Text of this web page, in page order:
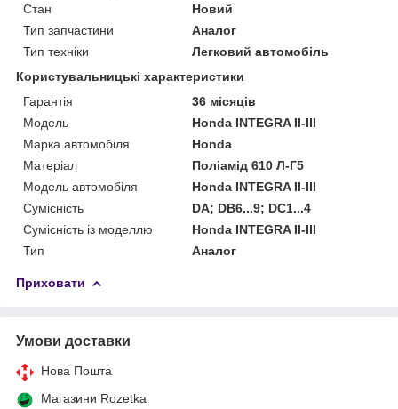
Стан
Новий
Тип запчастини
Аналог
Тип техніки
Легковий автомобіль
Користувальницькі характеристики
Гарантія
36 місяців
Мoдель
Honda INTEGRA II-III
Марка автомобіля
Honda
Матеріал
Поліамід 610 Л-Г5
Модель автомобіля
Honda INTEGRA II-III
Сумісність
DA; DB6...9; DC1...4
Сумісність із моделлю
Honda INTEGRA II-III
Тип
Аналог
Приховати
Умови доставки
Нова Пошта
Магазини Rozetka